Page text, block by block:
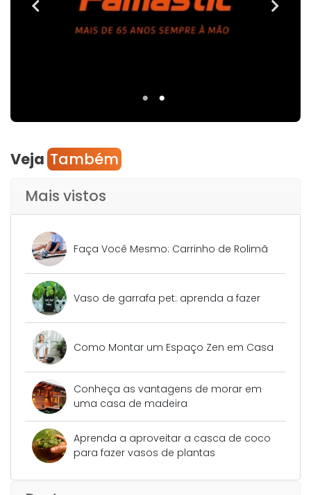
Veja Também
Mais vistos
Faça Você Mesmo: Carrinho de Rolimã
Vaso de garrafa pet: aprenda a fazer
Como Montar um Espaço Zen em Casa
Conheça as vantagens de morar em
uma casa de madeira
Aprenda a aproveitar a casca de coco
para fazer vasos de plantas